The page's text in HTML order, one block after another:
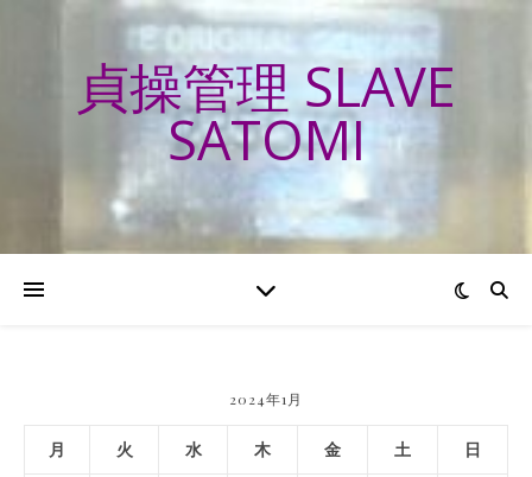
貞操管理 SLAVE
SATOMI
2024年1月
月 火 水 木 金 土 日